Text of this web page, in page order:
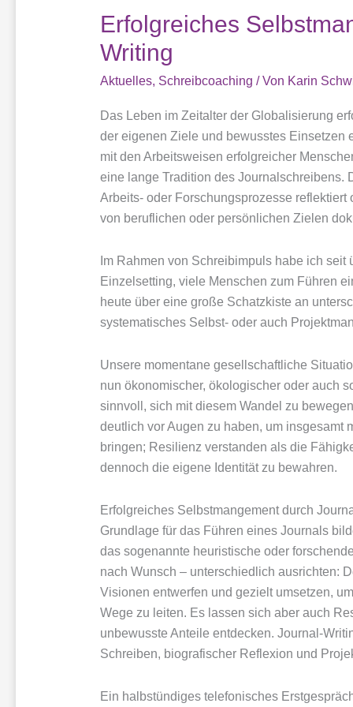
Erfolgreiches
Writing
Aktuelles, Schreibcoaching / Von Karin
Das Leben im Zeitalter der Globalisierung
der eigenen Ziele und bewusstes Einsetzen
mit den Arbeitsweisen erfolgreicher
eine lange Tradition des Journalschreibens.
Arbeits- oder Forschungsprozesse
von beruflichen oder persönlichen Zielen
Im Rahmen von Schreibimpuls habe ich
Einzelsetting, viele Menschen zum Führen
heute über eine große Schatzkiste an
systematisches Selbst- oder auch
Unsere momentane gesellschaftliche
nun ökonomischer, ökologischer oder auch
sinnvoll, sich mit diesem Wandel zu
deutlich vor Augen zu haben, um insgesamt
bringen; Resilienz verstanden als die
dennoch die eigene Identität zu bewahren.
Erfolgreiches Selbstmangement durch
Grundlage für das Führen eines Journals
das sogenannte heuristische oder
nach Wunsch – unterschiedlich ausrichten:
Visionen entwerfen und gezielt umsetzen,
Wege zu leiten. Es lassen sich aber auch
unbewusste Anteile entdecken. Journal-
Schreiben, biografischer Reflexion und
Ein halbstündiges telefonisches